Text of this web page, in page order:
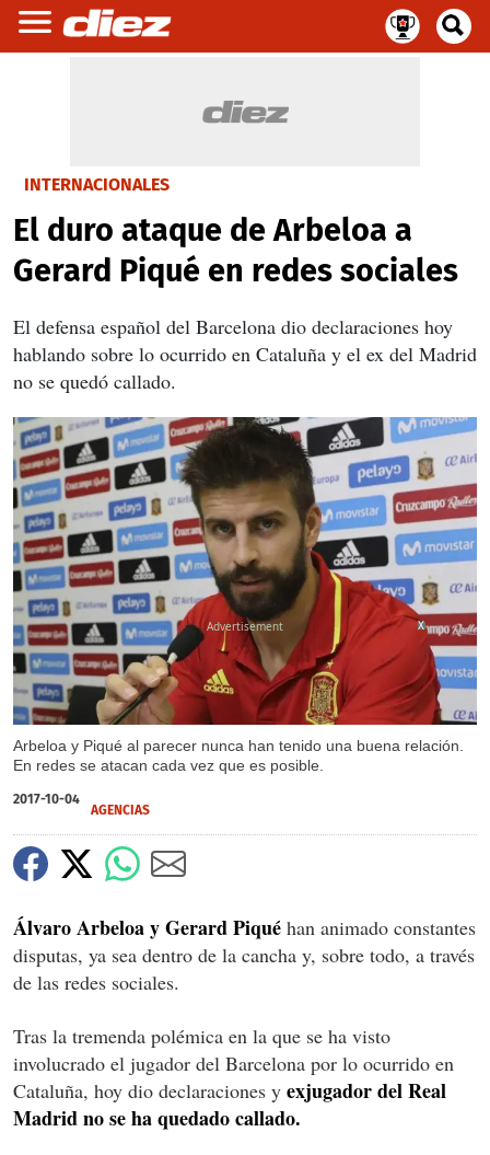
INTERNACIONALES
El duro ataque de Arbeloa a
Gerard Piqué en redes sociales
El defensa español del Barcelona dio declaraciones hoy
hablando sobre lo ocurrido en Cataluña y el ex del Madrid
no se quedó callado.
Arbeloa y Piqué al parecer nunca han tenido una buena relación.
En redes se atacan cada vez que es posible.
X
2017-10-04
AGENCIAS
Álvaro Arbeloa y Gerard Piqué han animado constantes
disputas, ya sea dentro de la cancha y, sobre todo, a través
de las redes sociales.
Tras la tremenda polémica en la que se ha visto
involucrado el jugador del Barcelona por lo ocurrido en
Cataluña, hoy dio declaraciones y exjugador del Real
Madrid no se ha quedado callado.